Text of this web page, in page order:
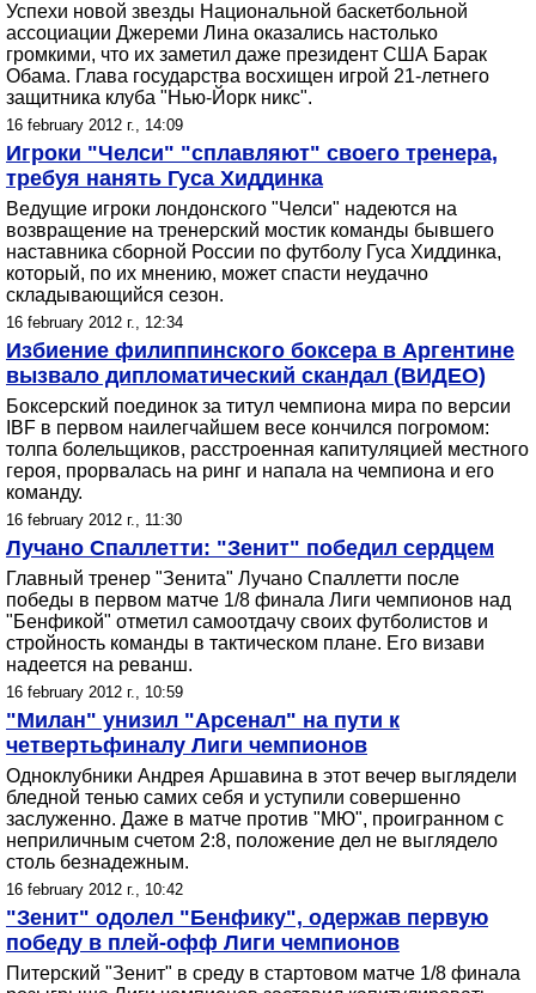
Успехи новой звезды Национальной баскетбольной
ассоциации Джереми Лина оказались настолько
громкими, что их заметил даже президент США Барак
Обама. Глава государства восхищен игрой 21-летнего
защитника клуба "Нью-Йорк никс".
16 february 2012 г., 14:09
Игроки "Челси" "сплавляют" своего тренера,
требуя нанять Гуса Хиддинка
Ведущие игроки лондонского "Челси" надеются на
возвращение на тренерский мостик команды бывшего
наставника сборной России по футболу Гуса Хиддинка,
который, по их мнению, может спасти неудачно
складывающийся сезон.
16 february 2012 г., 12:34
Избиение филиппинского боксера в Аргентине
вызвало дипломатический скандал (ВИДЕО)
Боксерский поединок за титул чемпиона мира по версии
IBF в первом наилегчайшем весе кончился погромом:
толпа болельщиков, расстроенная капитуляцией местного
героя, прорвалась на ринг и напала на чемпиона и его
команду.
16 february 2012 г., 11:30
Лучано Спаллетти: "Зенит" победил сердцем
Главный тренер "Зенита" Лучано Спаллетти после
победы в первом матче 1/8 финала Лиги чемпионов над
"Бенфикой" отметил самоотдачу своих футболистов и
стройность команды в тактическом плане. Его визави
надеется на реванш.
16 february 2012 г., 10:59
"Милан" унизил "Арсенал" на пути к
четвертьфиналу Лиги чемпионов
Одноклубники Андрея Аршавина в этот вечер выглядели
бледной тенью самих себя и уступили совершенно
заслуженно. Даже в матче против "МЮ", проигранном с
неприличным счетом 2:8, положение дел не выглядело
столь безнадежным.
16 february 2012 г., 10:42
"Зенит" одолел "Бенфику", одержав первую
победу в плей-офф Лиги чемпионов
Питерский "Зенит" в среду в стартовом матче 1/8 финала